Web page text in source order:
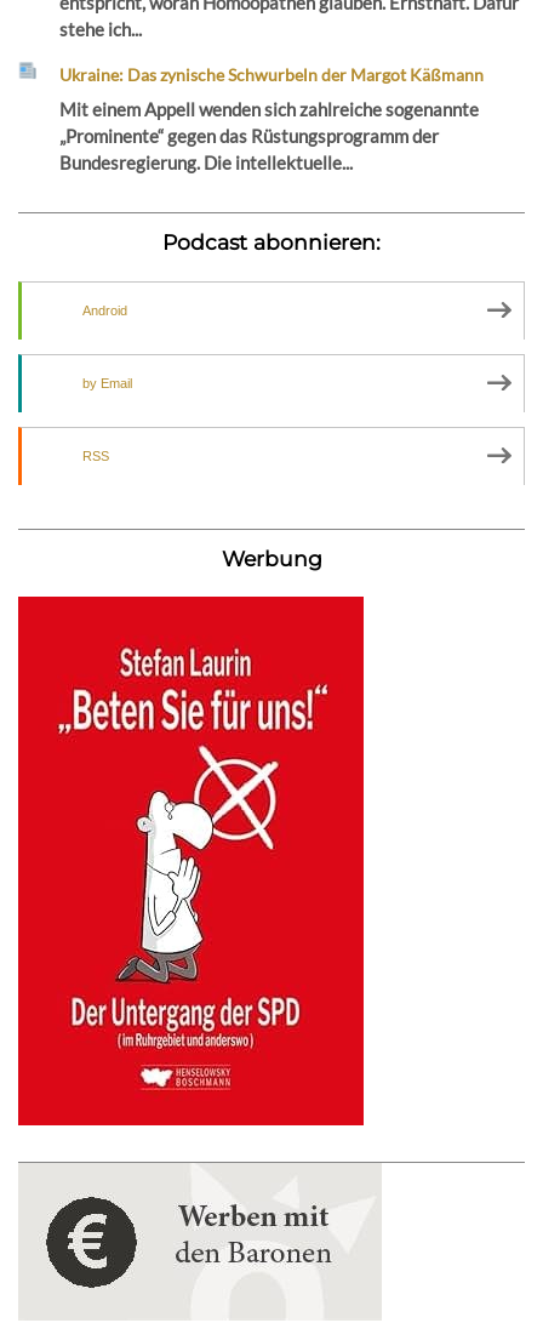
stehe ich...
Ukraine: Das zynische Schwurbeln der Margot Käßmann
Mit einem Appell wenden sich zahlreiche sogenannte
„Prominente“ gegen das Rüstungsprogramm der
Bundesregierung. Die intellektuelle...
Podcast abonnieren:
Android
by Email
RSS
Werbung